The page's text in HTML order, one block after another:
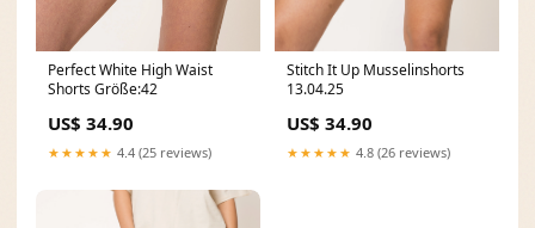
Perfect White High Waist
Shorts Größe:42
US$ 34.90
★★★★★ 4.4 (25 reviews)
Stitch It Up Musselinshorts
13.04.25
US$ 34.90
★★★★★ 4.8 (26 reviews)